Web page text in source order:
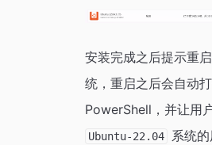
安装完成之后提示重
统，重启之后会自动
PowerShell，并让用
Ubuntu-22.04
系统